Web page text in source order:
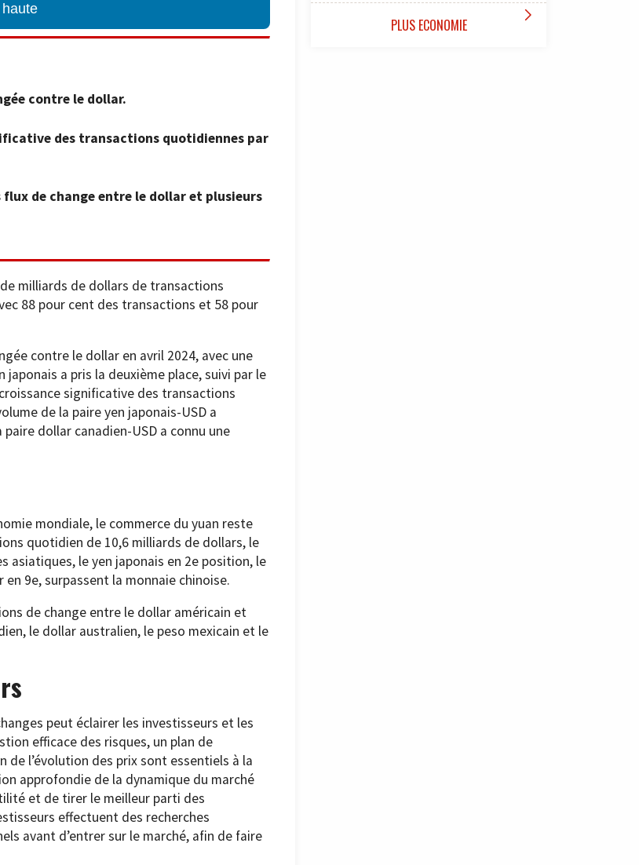
contre le dollar.
des transactions quotidiennes par
de change entre le dollar et plusieurs
milliards de dollars de transactions
88 pour cent des transactions et 58 pour
contre le dollar en avril 2024, avec une
a pris la deuxième place, suivi par le
significative des transactions
de la paire yen japonais-USD a
dollar canadien-USD a connu une
mondiale, le commerce du yuan reste
quotidien de 10,6 milliards de dollars, le
asiatiques, le yen japonais en 2e position, le
9e, surpassent la monnaie chinoise.
de change entre le dollar américain et
le dollar australien, le peso mexicain et le
peut éclairer les investisseurs et les
efficace des risques, un plan de
l’évolution des prix sont essentiels à la
approfondie de la dynamique du marché
et de tirer le meilleur parti des
effectuent des recherches
avant d’entrer sur le marché, afin de faire
PLUS ECONOMIE 